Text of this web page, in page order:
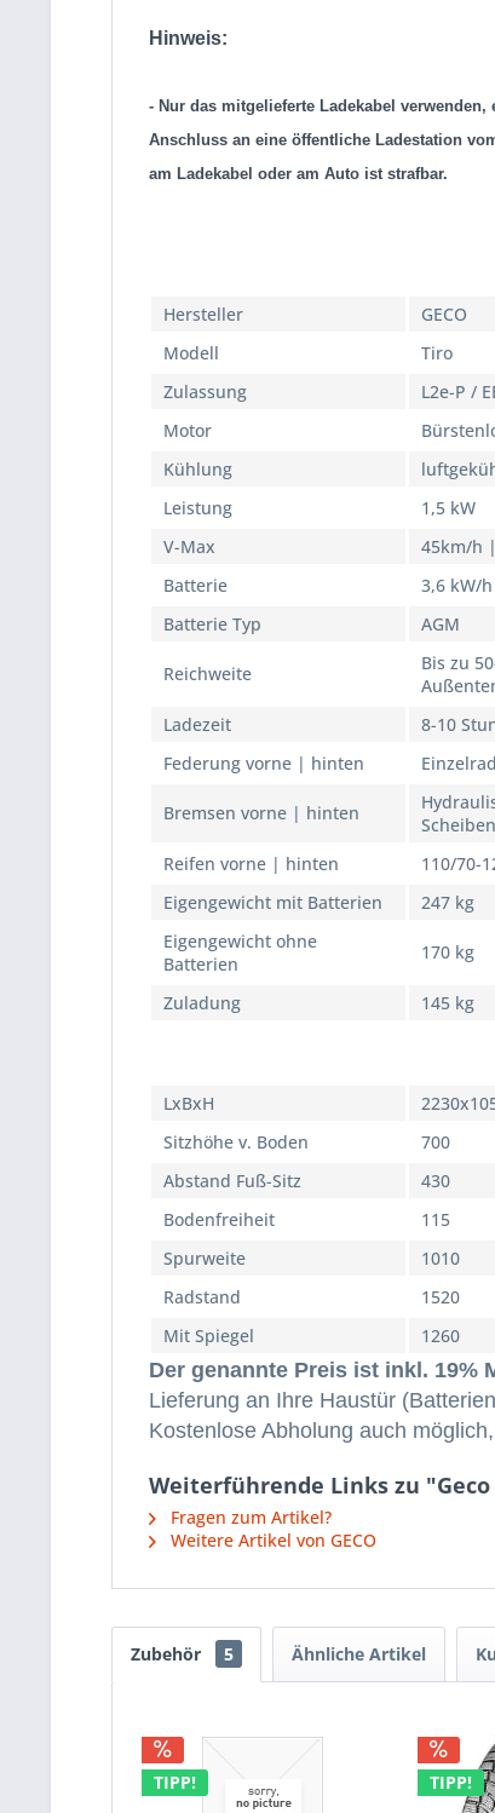
Hinweis:
- Nur das mitgelieferte Ladekabel
Anschluss an eine öffentliche Ladestation
am Ladekabel oder am Auto ist strafbar.
Hersteller
GECO
Modell
Tiro
Zulassung
L2e-P /
Motor
Kühlung
Leistung
1,5 kW
V-Max
45km/h
Batterie
3,6 kW/
Batterie Typ
AGM
Reichweite
Bis zu
Ladezeit
8-10
Federung vorne | hinten
Bremsen vorne | hinten
Reifen vorne | hinten
110/70-
Eigengewicht mit Batterien
247 kg
Eigengewicht ohne
Batterien
170 kg
Zuladung
145 kg
LxBxH
Sitzhöhe v. Boden
700
Abstand Fuß-Sitz
430
Bodenfreiheit
115
Spurweite
1010
Radstand
1520
Mit Spiegel
1260
Der genannte Preis ist inkl. 19%
Lieferung an Ihre Haustür
Kostenlose Abholung auch
Weiterführende Links zu
Fragen zum Artikel?
Weitere Artikel von GECO
Zubehör 5 Ähnliche Artikel
TIPP! TIPP!